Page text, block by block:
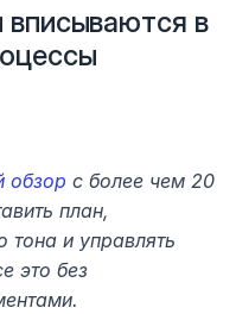
вписываются в
обзор с более чем 20
план,
тона и управлять
это без